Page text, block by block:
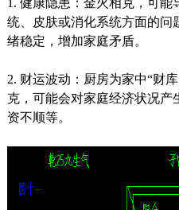
统、皮肤或消化系统方面的问
绪稳定，增加家庭矛盾。
2. 财运波动：厨房为家中“财
克，可能会对家庭经济状况产
资不顺等。